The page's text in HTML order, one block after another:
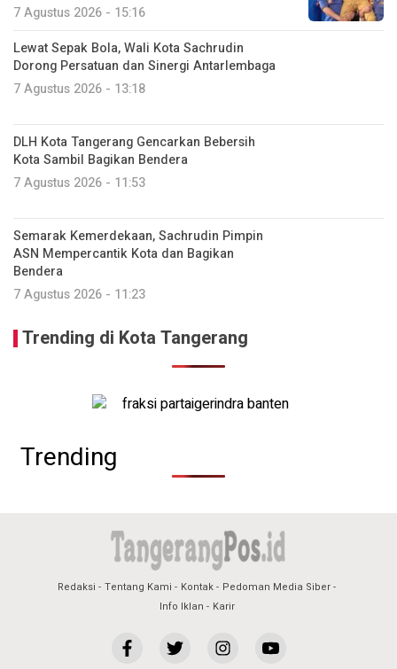
7 Agustus 2026 - 15:16
Lewat Sepak Bola, Wali Kota Sachrudin
Dorong Persatuan dan Sinergi Antarlembaga
7 Agustus 2026 - 13:18
DLH Kota Tangerang Gencarkan Bebersih
Kota Sambil Bagikan Bendera
7 Agustus 2026 - 11:53
Semarak Kemerdekaan, Sachrudin Pimpin
ASN Mempercantik Kota dan Bagikan
Bendera
7 Agustus 2026 - 11:23
Trending di Kota Tangerang
Trending
Redaksi Tentang Kami Kontak
Pedoman Media Siber
Info Iklan
Karir